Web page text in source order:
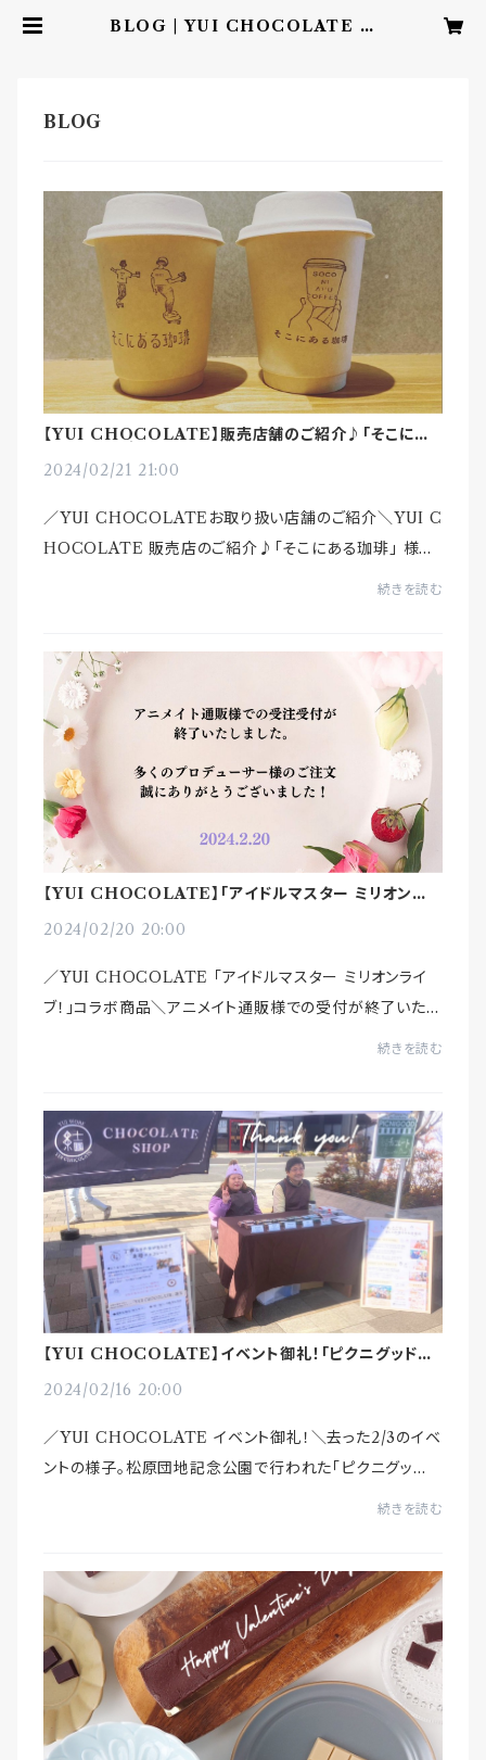
BLOG | YUI CHOCOLATE ‐
【YUI CHOCOLATE】販売店舗のご紹介♪「そこにあ
2024/02/21 21:00
／YUI CHOCOLATEお取り扱い店舗のご紹介＼YUI C
HOCOLATE 販売店のご紹介♪「そこにある珈琲」 様岩
手県盛岡市にあるコーヒースタンド。世界のさまざまな地
続きを読む
【YUI CHOCOLATE】｢アイドルマスター ミリオンライ
2024/02/20 20:00
／YUI CHOCOLATE ｢アイドルマスター ミリオンライ
ブ！｣コラボ商品＼アニメイト通販様での受付が終了いたし
ました。多くのプロデューサー様のご注文、誠にありがとう
続きを読む
【YUI CHOCOLATE】イベント御礼！「ピクニグッド ソ
2024/02/16 20:00
／YUI CHOCOLATE イベント御礼！＼去った2/3のイベ
ントの様子。松原団地記念公園で行われた｢ピクニグッ
続きを読む